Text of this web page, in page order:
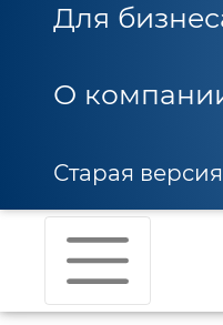
Для
О
Старая